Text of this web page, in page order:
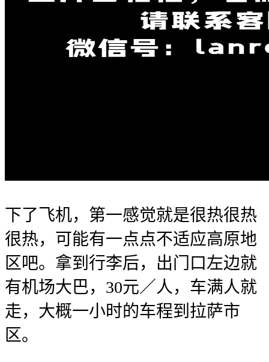
下了飞机，第一感觉就是很热很热
很热，可能有一点点不适应高原地
区吧。拿到行李后，出门口左边就
有机场大巴，30元／人，车满人就
走，大概一小时的车程到拉萨市
区。